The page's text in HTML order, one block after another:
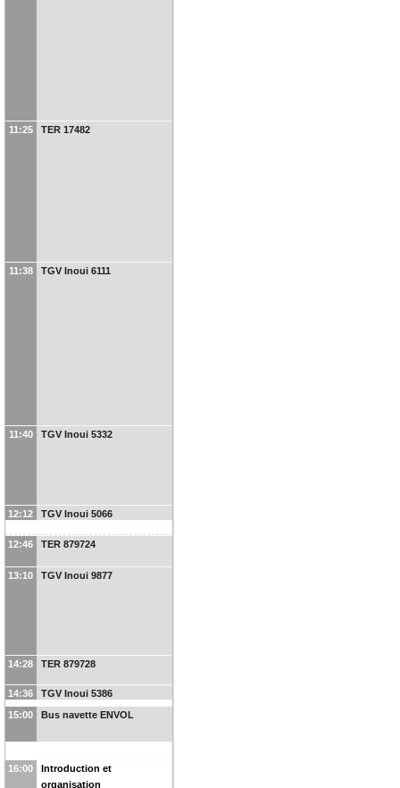
11:25 TER 17482
11:38 TGV Inoui 6111
11:40 TGV Inoui 5332
12:12 TGV Inoui 5066
12:46 TER 879724
13:10 TGV Inoui 9877
14:28 TER 879728
14:36
TGV Inoui 5386
15:00
Bus navette ENVOL
16:00
Introduction et
organisation